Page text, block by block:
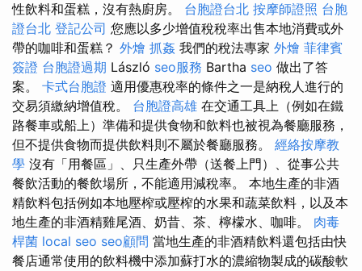
性飲料和蛋糕，沒有熱廚房。 台胞證台北 按摩師證照 台胞
證台北 登記公司 您應以多少增值稅稅率出售本地消費或外
帶的咖啡和蛋糕？ 外燴 抓姦 我們的稅法專家 外燴 菲律賓
簽證 台胞證過期 László seo服務 Bartha seo 做出了答
案。 卡式台胞證 適用優惠稅率的條件之一是納稅人進行的
交易須繳納增值稅。 台胞證高雄 在交通工具上（例如在鐵
路餐車或船上）準備和提供食物和飲料也被視為餐廳服務，
但不提供食物而提供飲料則不屬於餐廳服務。 經絡按摩教
學 沒有「用餐區」、只生產外帶（送餐上門）、從事公共
餐飲活動的餐飲場所，不能適用減稅率。 本地生產的非酒
精飲料包括例如本地壓榨或壓榨的水果和蔬菜飲料，以及本
地生產的非酒精雞尾酒、奶昔、茶、檸檬水、咖啡。 肉毒
桿菌 local seo seo顧問 當地生產的非酒精飲料還包括由快
餐店通常使用的飲料機中添加蘇打水的濃縮物製成的碳酸軟